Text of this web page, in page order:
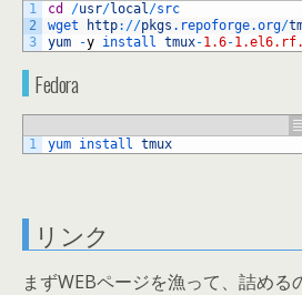
1
2
3
cd /usr/local/src
wget
http: //pkgs .repoforge.org/
yum
-y install tmux-1.6-
Fedora
1
yum install tmux
リンク
まずWEBページを漁って、詰める